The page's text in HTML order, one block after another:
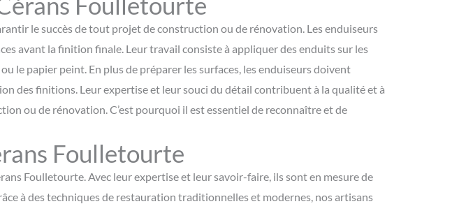
le succès de tout projet de construction ou de rénovation. Les enduiseurs
avant la finition finale. Leur travail consiste à appliquer des enduits sur les
le papier peint. En plus de préparer les surfaces, les enduiseurs doivent
des finitions. Leur expertise et leur souci du détail contribuent à la qualité et à
ou de rénovation. C’est pourquoi il est essentiel de reconnaître et de
Foulletourte
Foulletourte. Avec leur expertise et leur savoir-faire, ils sont en mesure de
à des techniques de restauration traditionnelles et modernes, nos artisans